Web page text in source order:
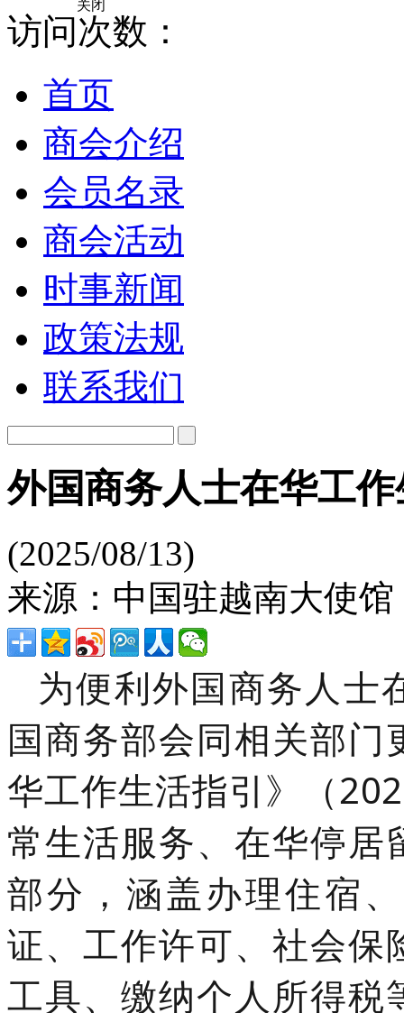
访问次数：
首页
商会介绍
会员名录
商会活动
时事新闻
政策法规
联系我们
外国商务人士在华工
(2025/08/13)
来源：中国驻越南大使馆
为便利外国商务人士
国商务部会同相关部
华工作生活指引》（
常生活服务、在华停
部分，涵盖办理住宿
证、工作许可、社会保
工具、缴纳个人所得税
关闭